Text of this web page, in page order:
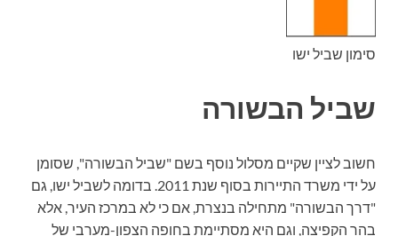
סימון שביל ישו
שביל הבשורה
חשוב לציין שקיים מסלול נוסף בשם "שביל הבשורה", שסומן
על ידי משרד התיירות בסוף שנת 2011. בדומה לשביל ישו, גם
"דרך הבשורה" מתחילה בנצרת, אם כי לא במרכז העיר, אלא
בהר הקפיצה, וגם היא מסתיימת בחופה הצפון-מערבי של